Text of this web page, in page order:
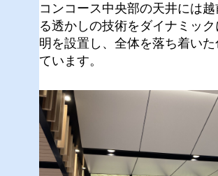
コンコース中央部の天井には
る透かしの技術をダイナミッ
明を設置し、全体を落ち着い
ています。